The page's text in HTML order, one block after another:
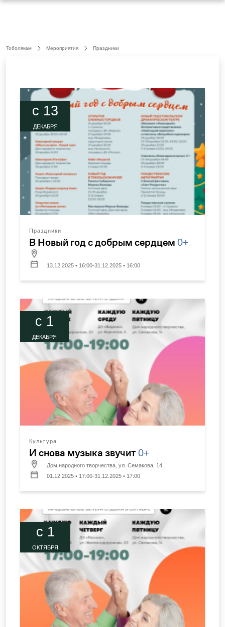
Тоболякам Мероприятия Праздники
c 13
ДЕКАБРЯ
Праздники
В Новый год с добрым сердцем 0+
13.12.2025 • 16:00-31.12.2025 • 16:00
c 1
ДЕКАБРЯ
Культура
И снова музыка звучит0+
Дом народного творчества, ул. Семакова, 14
01.12.2025 • 17:00-31.12.2025 • 17:00
c 1
ОКТЯБРЯ